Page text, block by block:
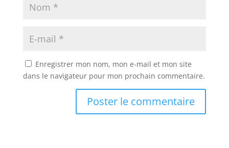
Enregistrer mon nom, mon e-mail et mon site
dans le navigateur pour mon prochain commentaire.